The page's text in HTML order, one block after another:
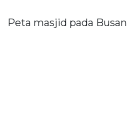
Peta masjid pada Busan